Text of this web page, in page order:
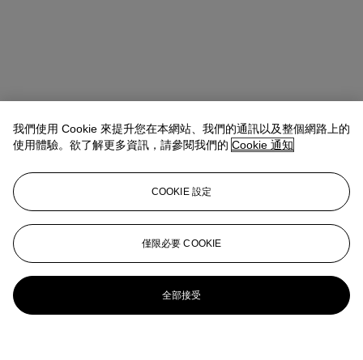
我們使用 Cookie 來提升您在本網站、我們的通訊以及整個網路上的
使用體驗。欲了解更多資訊，請參閱我們的 Cookie 通知
COOKIE 設定
僅限必要 COOKIE
全部接受